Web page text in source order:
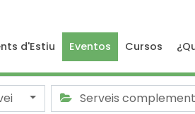
d'Estiu Eventos Cursos
Serveis